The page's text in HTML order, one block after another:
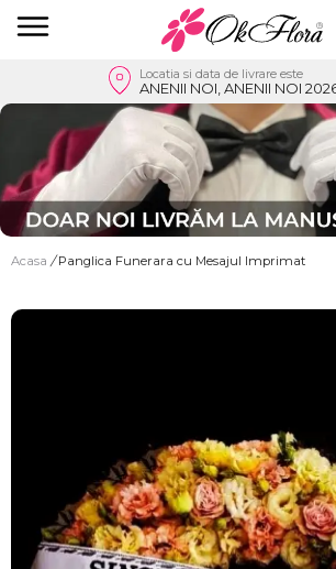
Locatia si data de livrare este
ANENII NOI, ANENII NOI
Acasa / Panglica Funerara cu Mesajul Imprimat